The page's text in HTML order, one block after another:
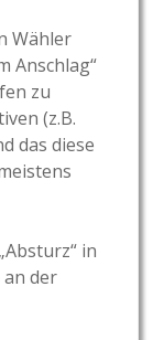
Wähler
Anschlag“
zu
(z.B.
das diese
in
der